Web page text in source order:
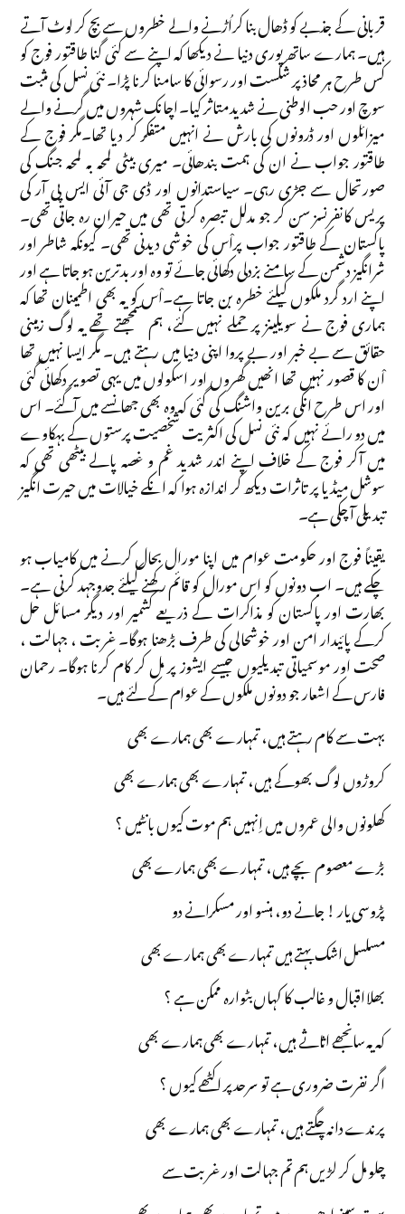
قربانی کے جذبے کو ڈھال بنا کراُڑنے والے خطروں سے بچ کر لوٹ آتے
ہیں۔ ہمارے ساتھ پوری دنیا نے دیکھا کہ اپنے سے کئی گنا طاقتور فوج کو
کس طرح ہر محاذ پر شکست اور رسوائی کا سامنا کرنا پڑا۔ نئی نسل کی مثبت
سوچ اور حب الوطنی نے شدید متاثر کیا۔ اچانک شہروں میں گرنے والے
میزائلوں اور ڈرونوں کی بارش نے انہیں متفکر کر دیا تھا۔مگر فوج کے
طاقتور جواب نے ان کی ہمت بندھائی۔ میری بیٹی لمحہ بہ لمحہ جنگ کی
صورتحال سے جڑی رہی۔ سیاستدانوں اور ڈی جی آئی ایس پی آر کی
پریس کانفرنسز سن کر جو مدلل تبصرہ کرتی تھی میں حیران رہ جاتی تھی۔
پاکستان کے طاقتور جواب پراْس کی خوشی دیدنی تھی۔ کیونکہ شاطر اور
شرانگیز دشمن کے سامنے بزدلی دکھائی جائے تو وہ اور بدترین ہو جاتا ہے اور
اپنے ارد گرد ملکوں کیلئے خطرہ بن جاتا ہے۔اْس کو یہ بھی اطمینان تھا کہ
ہماری فوج نے سویلینز پر حملے نہیں کئے، ہم سمجھتے تھے یہ لوگ زمینی
حقائق سے بے خبر اور بے پروا اپنی دنیا میں رہتے ہیں۔ مگر ایسا نہیں تھا
اْن کا قصور نہیں تھا انھیں گھروں اور اسکولوں میں یہی تصویر دکھائی گئی
اور اس طرح انکی برین واشنگ کی گئی کہ وہ بھی جھانسے میں آگئے۔ اس
میں دو رائے نہیں کہ نئی نسل کی اکثریت شخصیت پرستوں کے بہکاوے
میں آکر فوج کے خلاف اپنے اندر شدید غم و غصہ پالے بیٹھی تھی کہ
سوشل میڈیا پر تاثرات دیکھ کر اندازہ ہوا کہ انکے خیالات میں حیرت انگیز
تبدیلی آ چکی ہے۔
یقیناً فوج اور حکومت عوام میں اپنا مورال بحال کرنے میں کامیاب ہو
چکے ہیں۔ اب دونوں کو اس مورال کو قائم رکھنے کیلئے جدوجہد کرنی ہے۔
بھارت اور پاکستان کو مذاکرات کے ذریعے کشمیر اور دیگر مسائل حل
کرکے پائیدار امن اور خوشحالی کی طرف بڑھنا ہوگا۔ غربت ، جہالت ،
صحت اور موسمیاتی تبدیلیوں جیسے ایشوز پر مل کر کام کرنا ہوگا۔ رحمان
فارس کے اشعار جو دونوں ملکوں کے عوام کے لئے ہیں۔
بہت سے کام رہتے ہیں، تمہارے بھی ہمارے بھی
کروڑوں لوگ بھوکے ہیں، تمہارے بھی ہمارے بھی
کھلونوں والی عمروں میں اِنہیں ہم موت کیوں بانٹیں ؟
بڑے معصوم بچے ہیں، تمہارے بھی ہمارے بھی
پڑوسی یار ! جانے دو، ہنسو اور مسکرانے دو
مسلسل اشک بہتے ہیں تمہارے بھی ہمارے بھی
بھلا اقبال و غالب کا کہاں بٹوارہ ممکن ہے ؟
کہ یہ سانجھے اثاثے ہیں، تمہارے بھی ہمارے بھی
اگر نفرت ضروری ہے تو سرحد پر اکٹھے کیوں ؟
پرندے دانہ چگتے ہیں، تمہارے بھی ہمارے بھی
چلو مل کر لڑیں ہم تم جہالت اور غربت سے